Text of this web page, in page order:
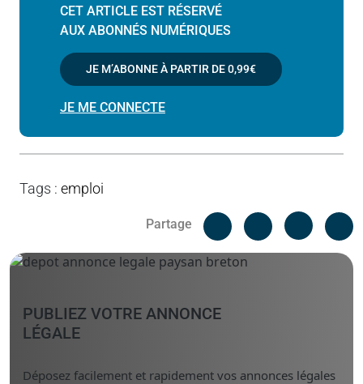
CET ARTICLE EST RÉSERVÉ
AUX ABONNÉS NUMÉRIQUES
JE M’ABONNE À PARTIR DE0,99€
JE ME CONNECTE
Tags : emploi
Partage
Facebook
Linked
PUBLIEZ VOTRE ANNONCE
LÉGALE
Déposez facilement et rapidement vos annonces légales